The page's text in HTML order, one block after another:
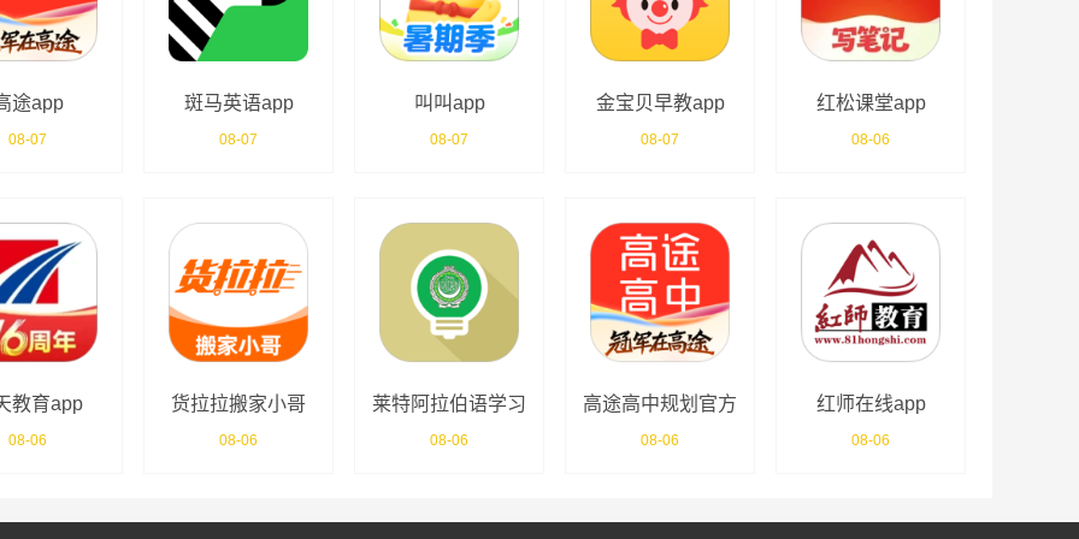
途app
08-07
斑马英语app
08-07
叫叫app
08-07
金宝贝早教app
08-07
红松课堂app
08-06
教育app
08-06
货拉拉搬家小哥
app
08-06
莱特阿拉伯语学习
app
08-06
高途高中规划官方
版
08-06
红师在线app
08-06